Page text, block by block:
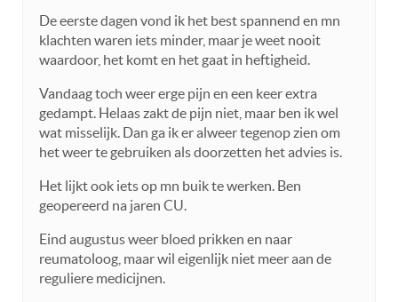
De eerste dagen vond ik het best spannend en mn
klachten waren iets minder, maar je weet nooit
waardoor, het komt en het gaat in heftigheid.
Vandaag toch weer erge pijn en een keer extra
gedampt. Helaas zakt de pijn niet, maar ben ik wel
wat misselijk. Dan ga ik er alweer tegenop zien om
het weer te gebruiken als doorzetten het advies is.
Het lijkt ook iets op mn buik te werken. Ben
geopereerd na jaren CU.
Eind augustus weer bloed prikken en naar
reumatoloog, maar wil eigenlijk niet meer aan de
reguliere medicijnen.